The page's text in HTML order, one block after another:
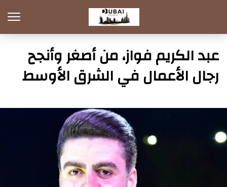
عبد الكريم فواز، من أصغر وأنجح
رجال الأعمال في الشرق الأوسط